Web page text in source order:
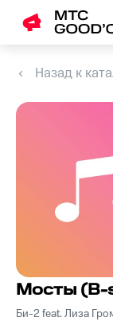
Назад к
Мосты (B-
Би-2 feat. Лиза